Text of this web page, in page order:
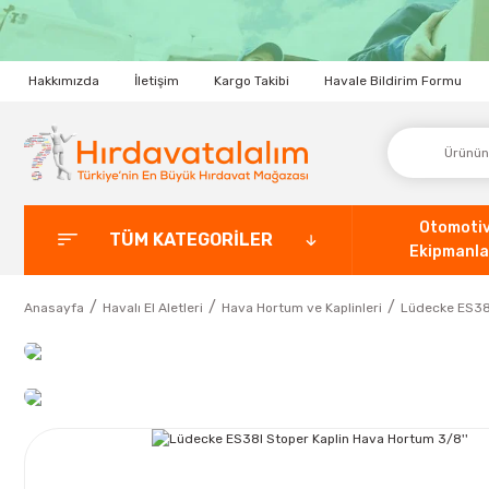
Hakkımızda İletişim Kargo Takibi Havale Bildirim Formu
TÜM KATEGORİLER
Anasayfa Havalı El Aletleri Hava Hortum ve Kaplinleri Lüdecke